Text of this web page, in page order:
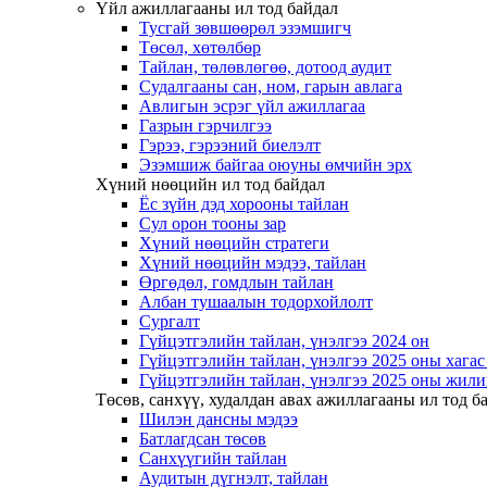
Үйл ажиллагааны ил тод байдал
Тусгай зөвшөөрөл эзэмшигч
Төсөл, хөтөлбөр
Тайлан, төлөвлөгөө, дотоод аудит
Судалгааны сан, ном, гарын авлага
Авлигын эсрэг үйл ажиллагаа
Газрын гэрчилгээ
Гэрээ, гэрээний биелэлт
Эзэмшиж байгаа оюуны өмчийн эрх
Хүний нөөцийн ил тод байдал
Ёс зүйн дэд хорооны тайлан
Сул орон тооны зар
Хүний нөөцийн стратеги
Хүний нөөцийн мэдээ, тайлан
Өргөдөл, гомдлын тайлан
Албан тушаалын тодорхойлолт
Сургалт
Гүйцэтгэлийн тайлан, үнэлгээ 2024 он
Гүйцэтгэлийн тайлан, үнэлгээ 2025 оны
Гүйцэтгэлийн тайлан, үнэлгээ 2025 оны
Төсөв, санхүү, худалдан авах ажиллагааны ил тод
Шилэн дансны мэдээ
Батлагдсан төсөв
Санхүүгийн тайлан
Аудитын дүгнэлт, тайлан